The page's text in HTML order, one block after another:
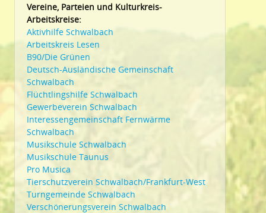
Vereine, Parteien und Kulturkreis-
Arbeitskreise:
Aktivhilfe Schwalbach
Arbeitskreis Lesen
B90/Die Grünen
Deutsch-Ausländische Gemeinschaft
Schwalbach
Flüchtlingshilfe Schwalbach
Gewerbeverein Schwalbach
Interessengemeinschaft Fernwärme
Schwalbach
Musikschule Schwalbach
Musikschule Taunus
Pro Musica
Tierschutzverein Schwalbach/Frankfurt-West
Turngemeinde Schwalbach
Verschönerungsverein Schwalbach